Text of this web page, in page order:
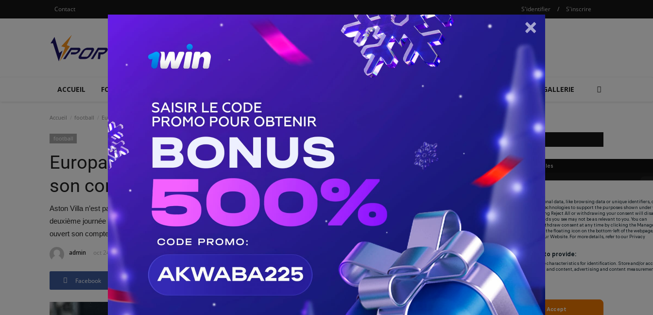
Contact S'identifier / S'inscrire
ACCUEIL FOOTBALL BUZZ DE SPORT REPLAY GALLERIE
Accueil football Europa League : Evann Guessand débloque son compteur avec Aston Villa
football
Europa League : Evann Guessand débloque
son compteur avec Aston Villa
Aston Villa n’est pas parvenu à remporter la victoire ce jeudi face au club néerlandais Go Ahead Eagles lors de la
deuxième journée de la Ligue Europa (2-1). L’Ivoirien Evann Guessand, buteur face à cette équipe polonaise, a
ouvert son compteur avec les Villans.
admin oct 24, 2025 - 10:41 Mis à jour: oct 24, 2025 - 10:48 0 61
Facebook Twitter
×